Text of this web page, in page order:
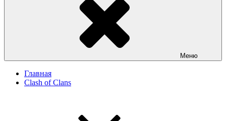
Меню
Главная
Clash of Clans